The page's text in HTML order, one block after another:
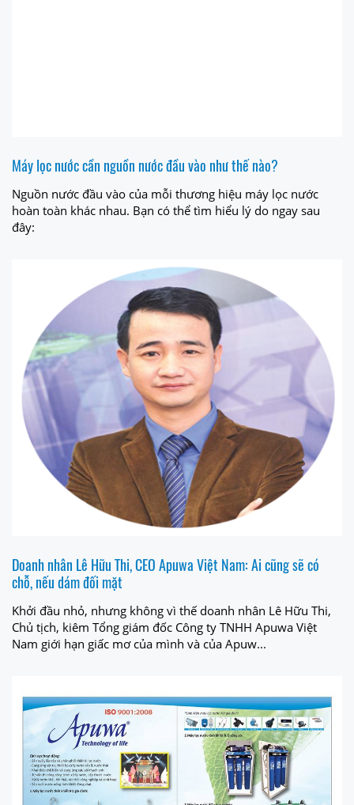
Máy lọc nước cần nguồn nước đầu vào như thế nào?
Nguồn nước đầu vào của mỗi thương hiệu máy lọc nước
hoàn toàn khác nhau. Bạn có thể tìm hiểu lý do ngay sau
đây:
Doanh nhân Lê Hữu Thi, CEO Apuwa Việt Nam: Ai cũng sẽ có
chỗ, nếu dám đối mặt
Khởi đầu nhỏ, nhưng không vì thế doanh nhân Lê Hữu Thi,
Chủ tịch, kiêm Tổng giám đốc Công ty TNHH Apuwa Việt
Nam giới hạn giấc mơ của mình và của Apuw...